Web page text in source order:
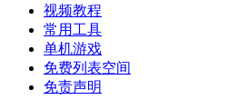
视频教程
常用工具
单机游戏
免费列表空间
免责声明